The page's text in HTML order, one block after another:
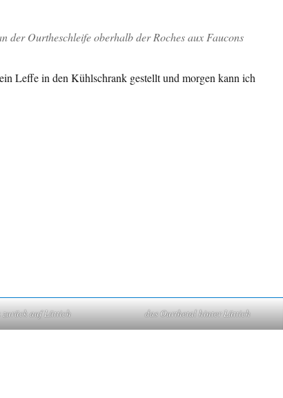
der Ourtheschleife oberhalb der Roches aux Faucons
Leffe in den Kühlschrank gestellt und morgen kann ich
auf Lüttich das Ourthetal hinter Lüttich